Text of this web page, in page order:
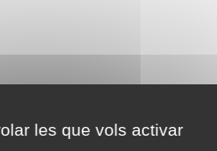
les que vols activar